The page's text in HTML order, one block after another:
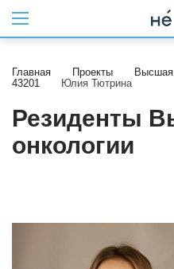
Главная Проекты Высшая
43201
Юлия Тютрина
Резиденты
онкологии